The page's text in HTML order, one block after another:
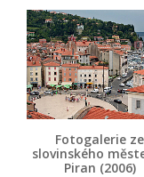
Fotogalerie ze
slovinského
Piran (2006)